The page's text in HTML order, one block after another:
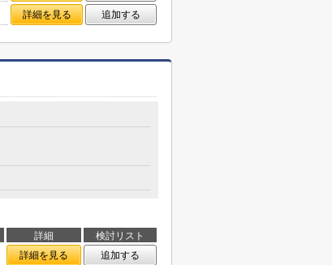
詳細を見る 追加する
詳細
検討リスト
詳細を見る 追加する